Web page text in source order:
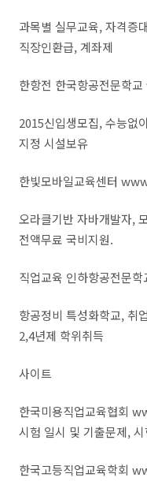
과목별 실무교육, 자격증
직장인환급, 계좌제
한항전 한국항공전문학
2015신입생모집, 수능없
지정 시설보유
한빛모바일교육센터
오라클기반 자바개발자,
전액무료 국비지원.
직업교육 인하항공전문
항공정비 특성화학교, 취
2,4년제 학위취득
사이트
한국미용직업교육협회
시험 일시 및 기출문제,
한국고등직업교육학회